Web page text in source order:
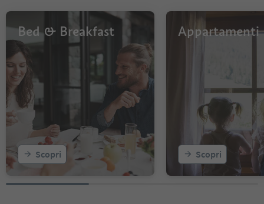
Bed & Breakfast
Scopri
Appartamenti
Scopri